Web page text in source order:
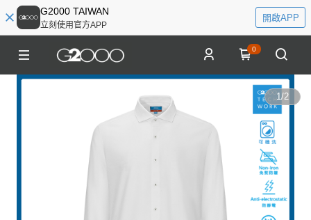
G2000 TAIWAN
立刻使用官方APP
開啟APP
0
1/2